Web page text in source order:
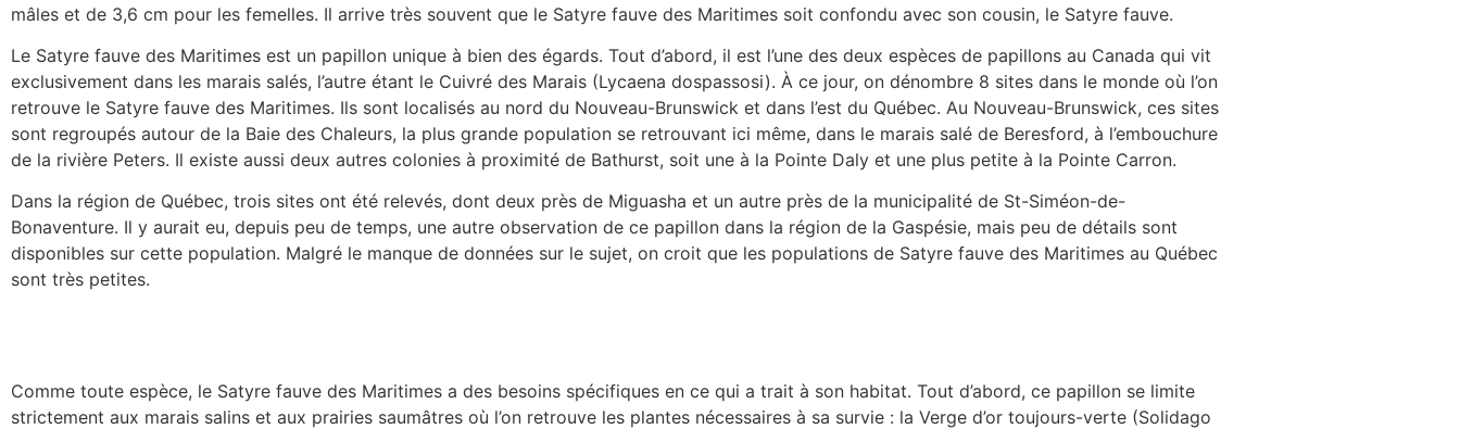
mâles et de 3,6 cm pour les femelles. Il arrive très souvent que le Satyre fauve des Maritimes soit confondu avec son cousin, le Satyre fauve.
Le Satyre fauve des Maritimes est un papillon unique à bien des égards. Tout d’abord, il est l’une des deux espèces de papillons au Canada qui vit
exclusivement dans les marais salés, l’autre étant le Cuivré des Marais (Lycaena dospassosi). À ce jour, on dénombre 8 sites dans le monde où l’on
retrouve le Satyre fauve des Maritimes. Ils sont localisés au nord du Nouveau-Brunswick et dans l’est du Québec. Au Nouveau-Brunswick, ces sites
sont regroupés autour de la Baie des Chaleurs, la plus grande population se retrouvant ici même, dans le marais salé de Beresford, à l’embouchure
de la rivière Peters. Il existe aussi deux autres colonies à proximité de Bathurst, soit une à la Pointe Daly et une plus petite à la Pointe Carron.
Dans la région de Québec, trois sites ont été relevés, dont deux près de Miguasha et un autre près de la municipalité de St-Siméon-de-
Bonaventure. Il y aurait eu, depuis peu de temps, une autre observation de ce papillon dans la région de la Gaspésie, mais peu de détails sont
disponibles sur cette population. Malgré le manque de données sur le sujet, on croit que les populations de Satyre fauve des Maritimes au Québec
sont très petites.
Comme toute espèce, le Satyre fauve des Maritimes a des besoins spécifiques en ce qui a trait à son habitat. Tout d’abord, ce papillon se limite
strictement aux marais salins et aux prairies saumâtres où l’on retrouve les plantes nécessaires à sa survie : la Verge d’or toujours-verte (Solidago